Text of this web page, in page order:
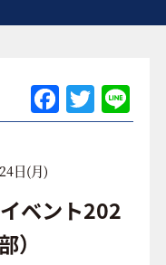
F
a
b
T
w
日(月)
ベント202